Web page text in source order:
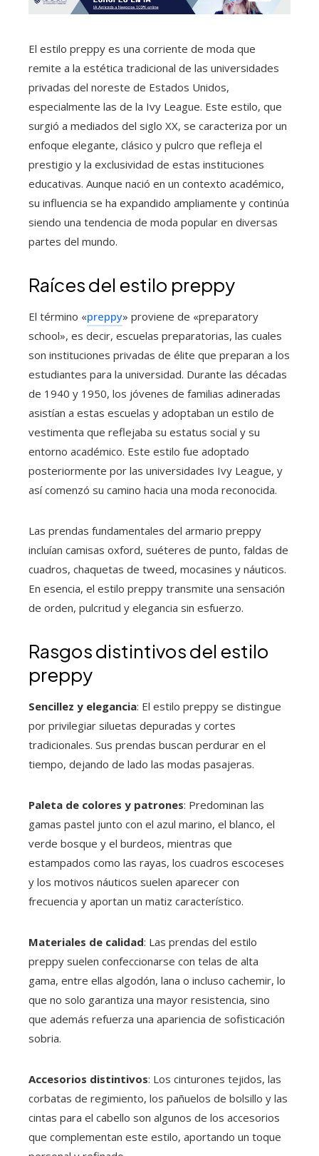
El estilo preppy es una corriente de moda que
remite a la estética tradicional de las universidades
privadas del noreste de Estados Unidos,
especialmente las de la Ivy League. Este estilo, que
surgió a mediados del siglo XX, se caracteriza por un
enfoque elegante, clásico y pulcro que refleja el
prestigio y la exclusividad de estas instituciones
educativas. Aunque nació en un contexto académico,
su influencia se ha expandido ampliamente y continúa
siendo una tendencia de moda popular en diversas
partes del mundo.
Raíces del estilo preppy
El término «preppy» proviene de «preparatory
school», es decir, escuelas preparatorias, las cuales
son instituciones privadas de élite que preparan a los
estudiantes para la universidad. Durante las décadas
de 1940 y 1950, los jóvenes de familias adineradas
asistían a estas escuelas y adoptaban un estilo de
vestimenta que reflejaba su estatus social y su
entorno académico. Este estilo fue adoptado
posteriormente por las universidades Ivy League, y
así comenzó su camino hacia una moda reconocida.
Las prendas fundamentales del armario preppy
incluían camisas oxford, suéteres de punto, faldas de
cuadros, chaquetas de tweed, mocasines y náuticos.
En esencia, el estilo preppy transmite una sensación
de orden, pulcritud y elegancia sin esfuerzo.
Rasgos distintivos del estilo
preppy
Sencillez y elegancia: El estilo preppy se distingue
por privilegiar siluetas depuradas y cortes
tradicionales. Sus prendas buscan perdurar en el
tiempo, dejando de lado las modas pasajeras.
Paleta de colores y patrones: Predominan las
gamas pastel junto con el azul marino, el blanco, el
verde bosque y el burdeos, mientras que
estampados como las rayas, los cuadros escoceses
y los motivos náuticos suelen aparecer con
frecuencia y aportan un matiz característico.
Materiales de calidad: Las prendas del estilo
preppy suelen confeccionarse con telas de alta
gama, entre ellas algodón, lana o incluso cachemir, lo
que no solo garantiza una mayor resistencia, sino
que además refuerza una apariencia de sofisticación
sobria.
Accesorios distintivos: Los cinturones tejidos, las
corbatas de regimiento, los pañuelos de bolsillo y las
cintas para el cabello son algunos de los accesorios
que complementan este estilo, aportando un toque